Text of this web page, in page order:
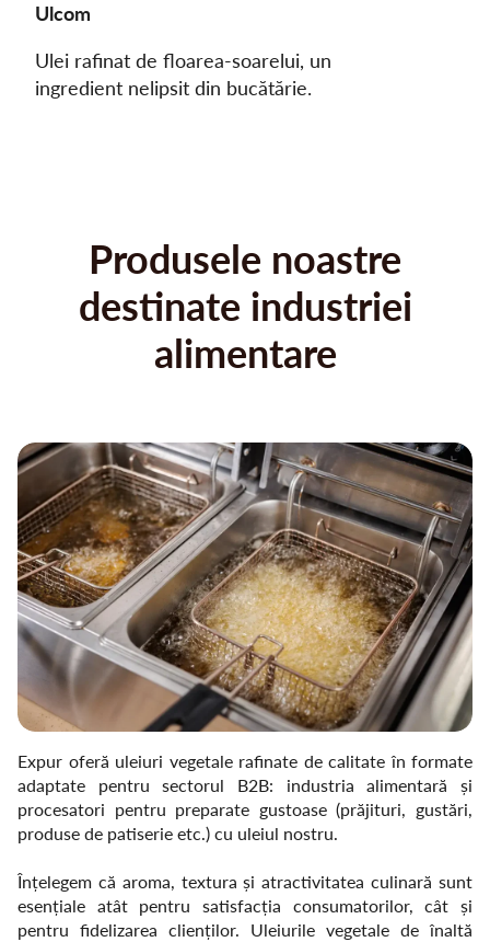
Ulcom
Ulei rafinat de floarea-soarelui, un
ingredient nelipsit din bucătărie.
Produsele noastre
destinate industriei
alimentare
Expur oferă uleiuri vegetale rafinate de calitate în formate
adaptate pentru sectorul B2B: industria alimentară și
procesatori pentru preparate gustoase (prăjituri, gustări,
produse de patiserie etc.) cu uleiul nostru.
Înțelegem că aroma, textura și atractivitatea culinară sunt
esențiale atât pentru satisfacția consumatorilor, cât și
pentru fidelizarea clienților. Uleiurile vegetale de înaltă